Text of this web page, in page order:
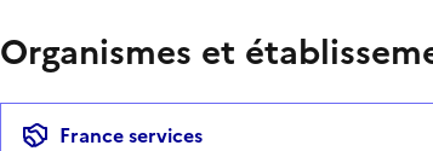
Organismes et
France services